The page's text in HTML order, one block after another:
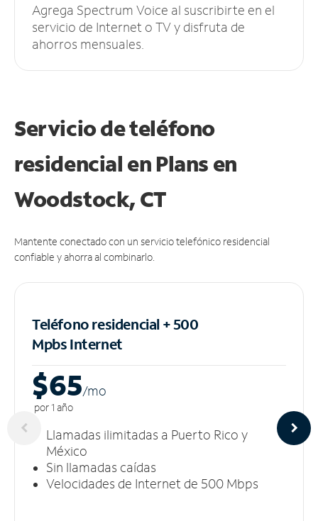
Agrega Spectrum Voice al suscribirte en el
servicio de Internet o TV y disfruta de
ahorros mensuales.
Servicio de teléfono
residencial en Plans en
Woodstock, CT
Mantente conectado con un servicio telefónico residencial
confiable y ahorra al combinarlo.
Teléfono residencial + 500
MpbsInternet
$65/mo
por 1 año
Llamadas ilimitadas a Puerto Rico y
México
Sin llamadas caídas
Velocidades de Internet de 500 Mbps